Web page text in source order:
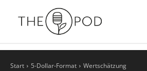
Start 5-Dollar-Format Wertschätzung